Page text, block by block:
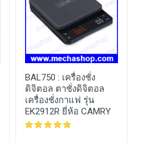
BAL750 : เครื่องชั่ง
ดิจิตอล ตาชั่งดิจิตอล
เครื่องชั่งกาแฟ รุ่น
EK2912R ยี่ห้อ CAMRY